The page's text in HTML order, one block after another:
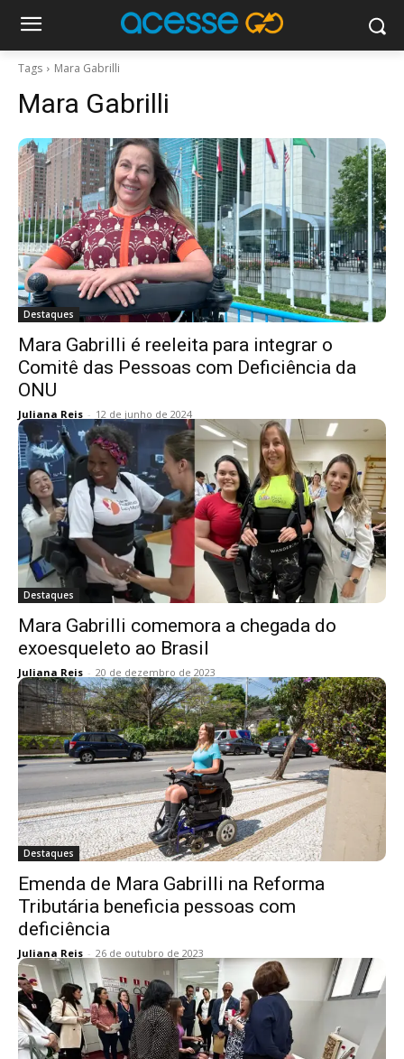
Tags Mara Gabrilli
Mara Gabrilli
Destaques
Mara Gabrilli é reeleita para integrar o
Comitê das Pessoas com Deficiência da
ONU
Juliana Reis - 12 de junho de 2024
Destaques
Mara Gabrilli comemora a chegada do
exoesqueleto ao Brasil
Juliana Reis - 20 de dezembro de 2023
Destaques
Emenda de Mara Gabrilli na Reforma
Tributária beneficia pessoas com
deficiência
Juliana Reis - 26 de outubro de 2023